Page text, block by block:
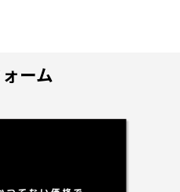
ーム